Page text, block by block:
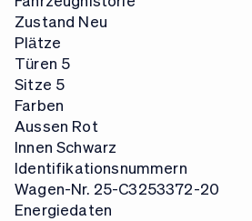
Zustand Neu
Plätze
Türen 5
Sitze 5
Farben
Aussen Rot
Innen Schwarz
Identifikationsnummern
Wagen-Nr. 25-C3253372-20
Energiedaten